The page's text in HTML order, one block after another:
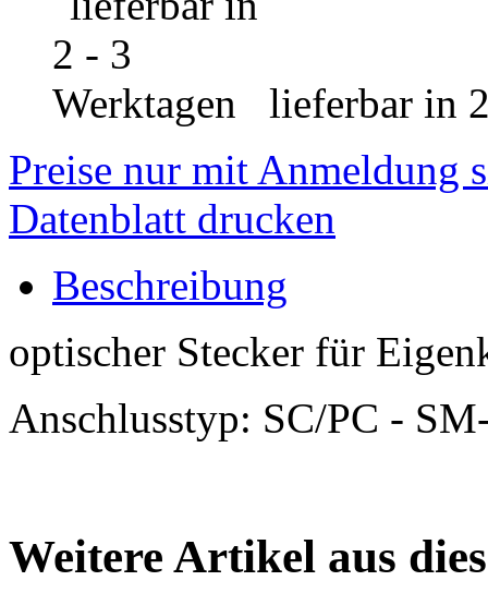
lieferbar in
Preise nur mit Anmeldung
Datenblatt drucken
Beschreibung
optischer Stecker für
Anschlusstyp: SC/PC -
Weitere Artikel aus